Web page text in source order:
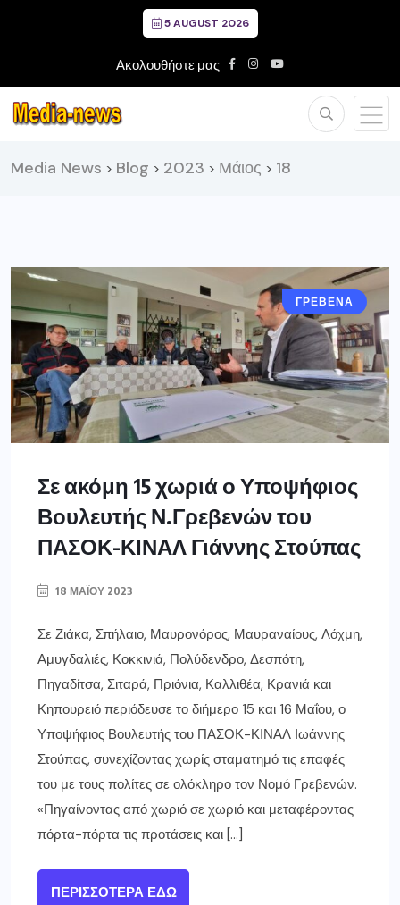
5 AUGUST 2026
Ακολουθήστε μας
Media News > Blog > 2023 > Μάιος > 18
ΓΡΕΒΕΝΑ
Σε ακόμη 15 χωριά ο Υποψήφιος
Βουλευτής Ν.Γρεβενών του
ΠΑΣΟΚ-ΚΙΝΑΛ Γιάννης Στούπας
18 ΜΑΪ́ΟΥ 2023
Σε Ζιάκα, Σπήλαιο, Μαυρονόρος, Μαυραναίους, Λόχμη,
Αμυγδαλιές, Κοκκινιά, Πολύδενδρο, Δεσπότη,
Πηγαδίτσα, Σιταρά, Πριόνια, Καλλιθέα, Κρανιά και
Κηπουρειό περιόδευσε το διήμερο 15 και 16 Μαΐου, ο
Υποψήφιος Βουλευτής του ΠΑΣΟΚ-ΚΙΝΑΛ Ιωάννης
Στούπας, συνεχίζοντας χωρίς σταματημό τις επαφές
του με τους πολίτες σε ολόκληρο τον Νομό Γρεβενών.
«Πηγαίνοντας από χωριό σε χωριό και μεταφέροντας
πόρτα-πόρτα τις προτάσεις και […]
ΠΕΡΙΣΣΌΤΕΡΑ ΕΔΏ